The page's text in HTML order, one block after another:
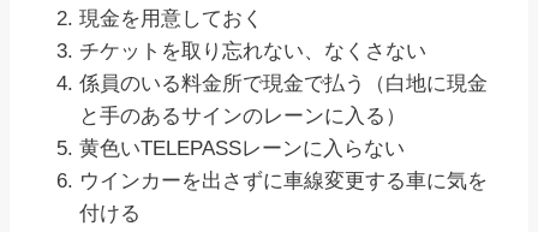
現金を用意しておく
チケットを取り忘れない、なくさない
係員のいる料金所で現金で払う（白地に現金
と手のあるサインのレーンに入る）
黄色いTELEPASSレーンに入らない
ウインカーを出さずに車線変更する車に気を
付ける